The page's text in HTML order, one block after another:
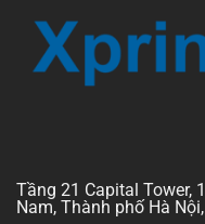
Tầng 21 Capital Tower,
Nam, Thành phố Hà